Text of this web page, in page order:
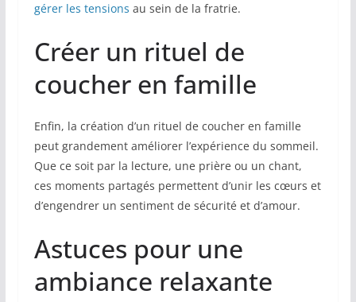
gérer les tensions au sein de la fratrie.
Créer un rituel de
coucher en famille
Enfin, la création d’un rituel de coucher en famille
peut grandement améliorer l’expérience du sommeil.
Que ce soit par la lecture, une prière ou un chant,
ces moments partagés permettent d’unir les cœurs et
d’engendrer un sentiment de sécurité et d’amour.
Astuces pour une
ambiance relaxante